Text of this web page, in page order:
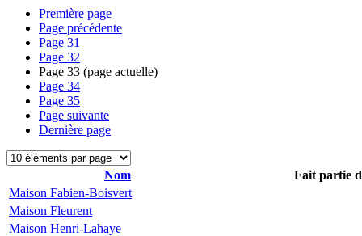
Première page
Page précédente
Page 31
Page 32
Page 33 (page actuelle)
Page 34
Page 35
Page suivante
Dernière page
Nom
Fait partie
Maison Fabien-Boisvert
Maison Fleurent
Maison Henri-Lahaye